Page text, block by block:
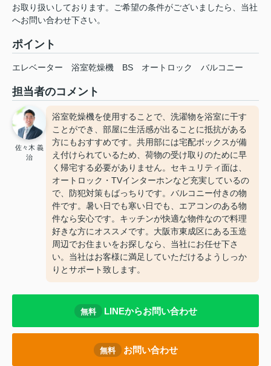
お取り扱いしております。ご希望の条件がございましたら、当社
へお問い合わせ下さい。
ポイント
エレベーター 浴室乾燥機 BS オートロック バルコニー
担当者のコメント
佐々木 義
治
浴室乾燥機を使用することで、洗濯物を浴室に干す
ことができ、部屋に生活感が出ることに抵抗がある
方にもおすすめです。共用部には宅配ボックスが備
え付けられているため、荷物の受け取りのために早
く帰宅する必要がありません。セキュリティ面は、
オートロック・TVインターホンなど充実しているの
で、防犯対策もばっちりです。バルコニー付きの物
件です。暑い日でも寒い日でも、エアコンのある物
件なら安心です。キッチンが快適な物件なので料理
好きな方にオススメです。大阪市東成区にある玉造
周辺でお住まいをお探しなら、当社にお任せ下さ
い。当社はお客様に満足していただけるようしっか
りとサポート致します。
無料 LINEからお問い合わせ
無料 お問い合わせ